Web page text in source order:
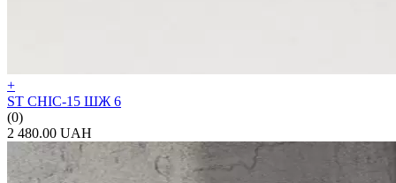
+
ST CHIC-15 ШЖ 6
(0)
2 480.00 UAH